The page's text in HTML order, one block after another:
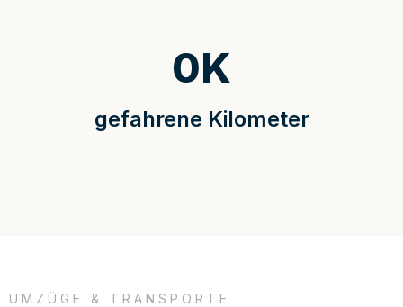
gefahrene Kilometer
0K
UMZÜGE & TRANSPORTE